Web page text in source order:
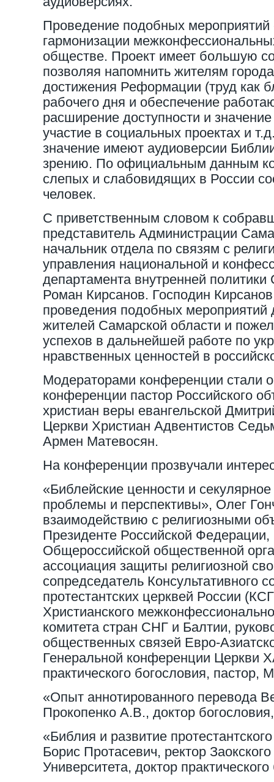
Проведение подобных мероприятий
гармонизации
обществе. Проект имеет большую
позволяя напомнить жителям
достижения Реформации (труд как
рабочего дня и обеспечение
расширение доступности и
участие в социальных проектах и
значение имеют аудиоверсии
зрению. По официальным данным
слепых и слабовидящих в России
человек.
С приветственным словом к
представитель Администрации
начальник отдела по связям с
управления национальной и
департамента внутренней
Роман Кирсанов. Господин
проведения подобных мероприятий
жителей Самарской области и
успехов в дальнейшей работе по
нравственных ценностей в
Модераторами конференции стали
конференции пастор Российского
христиан веры евангельской
Церкви Христиан Адвентистов
Армен Матевосян.
На конференции прозвучали
«Библейские ценности и
проблемы и перспективы», Олег
взаимодействию с религиозными
Президенте Российской Федерации,
Общероссийской общественной
ассоциация защиты религиозной
сопредседатель Консультативного
протестантских церквей России
Христианского
комитета стран СНГ и Балтии,
общественных связей Евро-
Генеральной конференции Церкви
практического богословия, пастор,
«Опыт аннотированного перевода
Прокопенко А.В., доктор
«Библия и развитие
Борис Протасевич, ректор
Университета, доктор